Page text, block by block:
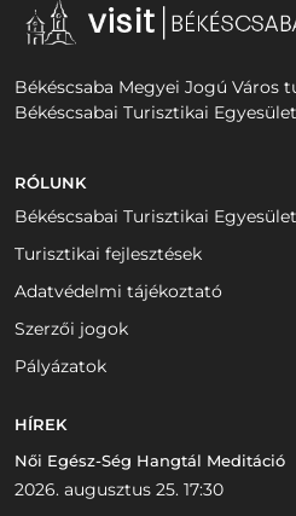
Békéscsaba Megyei Jogú Város
Békéscsabai Turisztikai
RÓLUNK
Békéscsabai Turisztikai
Turisztikai fejlesztések
Adatvédelmi tájékoztató
Szerzői jogok
Pályázatok
HÍREK
Női Egész-Ség Hangtál Meditáció
2026. augusztus 25. 17:30